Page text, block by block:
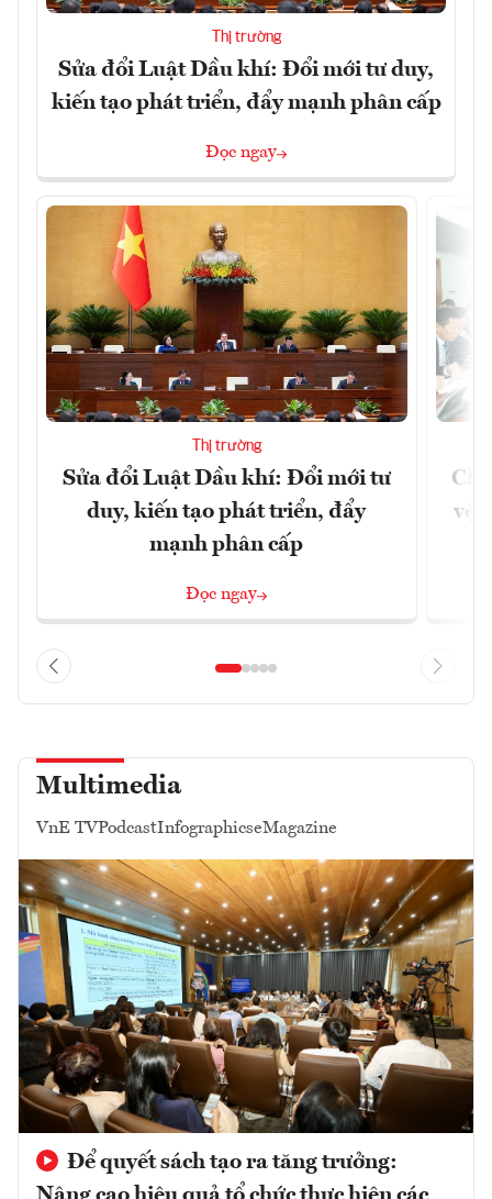
Thị trường
Sửa đổi Luật Dầu khí: Đổi mới tư duy,
kiến tạo phát triển, đẩy mạnh phân cấp
Đọc ngay
Thị trường
Sửa đổi Luật Dầu khí: Đổi mới tư
duy, kiến tạo phát triển, đẩy
mạnh phân cấp
Đọc ngay
vệ
Multimedia
VnE TVPodcastInfographicseMagazine
Để quyết sách tạo ra tăng trưởng: